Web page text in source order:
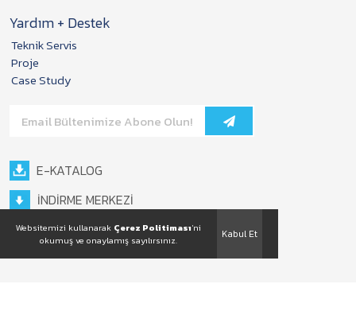
Yardım + Destek
Teknik Servis
Proje
Case Study
E-KATALOG
İNDİRME MERKEZİ
Kabul Et
Websitemizi kullanarak Çerez Politiması'ni
okumuş ve onaylamış sayılırsınız.